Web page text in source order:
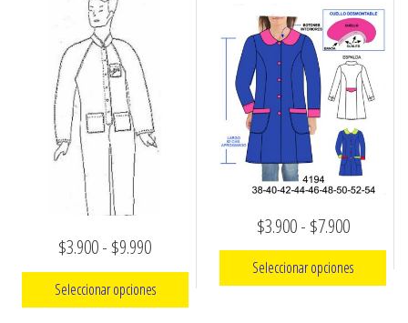
$3.900- $9.990Rango
de
precios:
Seleccionar opciones
$3.900- $7.900Rango
de
precios:
Seleccionar opciones